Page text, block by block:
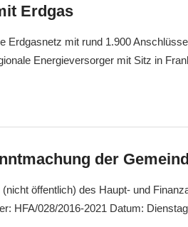
Erdgas
Erdgasnetz mit rund 1.900
Energieversorger mit Sitz in
der
öffentlich) des Haupt- und
HFA/028/2016-2021 Datum: